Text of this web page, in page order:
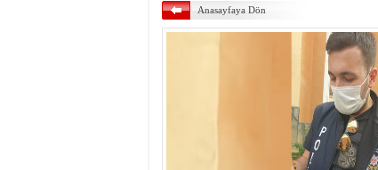
17:37- Başkan
-
- Dağcı
17:30
- Hayvanlar
17:27- Hakkari'de
19:22 - Cennet-
19:19- CHP
19:17
- Cennet
Anasayfaya Dön